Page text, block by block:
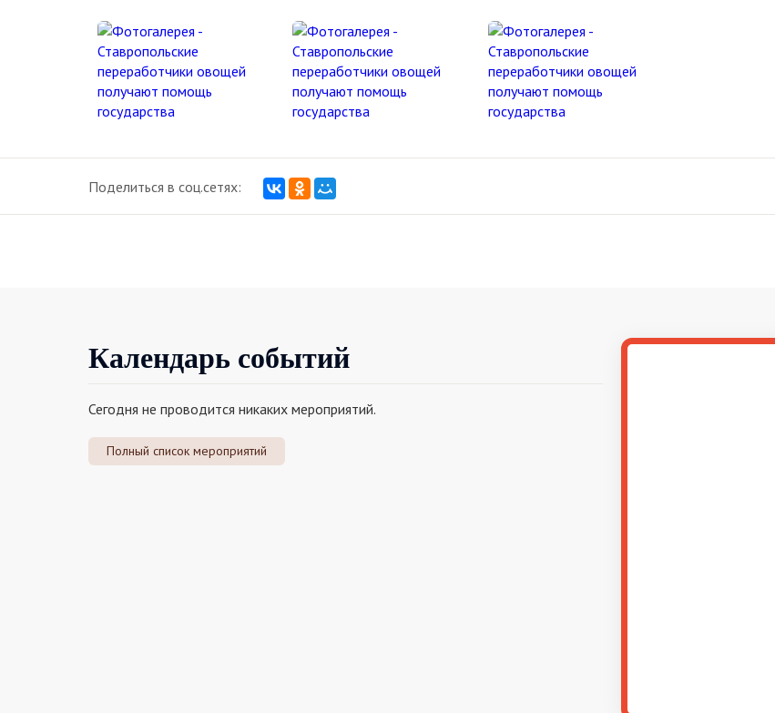
Поделиться в соц.сетях:
Календарь событий
Сегодня не проводится никаких мероприятий.
Полный список мероприятий